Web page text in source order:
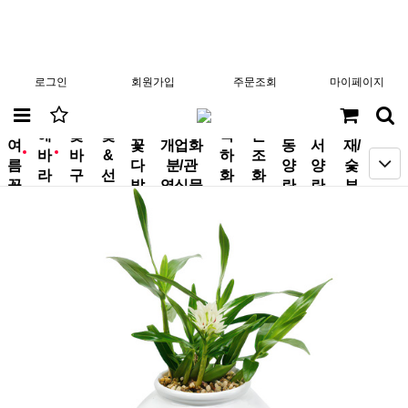
로그인 회원가입 주문조회 마이페이지
new
여
름
꽃
new
해
바
라
꽃
바
구
꽃
&
선
꽃
다
발
개업화
분/관
엽식물
축
하
화
근
조
화
동
양
란
서
양
란
분
재/
숯
부